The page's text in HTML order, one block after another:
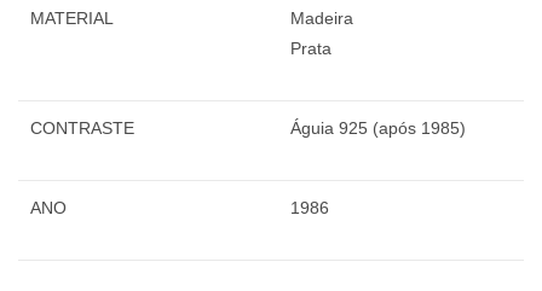
MATERIAL
Madeira
Prata
CONTRASTE Águia 925 (após 1985)
ANO 1986